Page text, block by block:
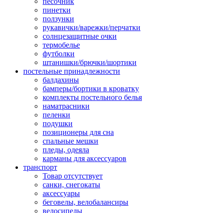
пинетки
ползунки
рукавички/варежки/перчатки
солнцезащитные очки
термобелье
футболки
штанишки/брючки/шортики
постельные принадлежности
балдахины
бамперы/бортики в кроватку
комплекты постельного белья
наматрасники
пеленки
подушки
позиционеры для сна
спальные мешки
пледы, одеяла
карманы для аксеcсуаров
транспорт
Товар отсутствует
санки, снегокаты
аксессуары
беговелы, велобалансиры
велосипеды